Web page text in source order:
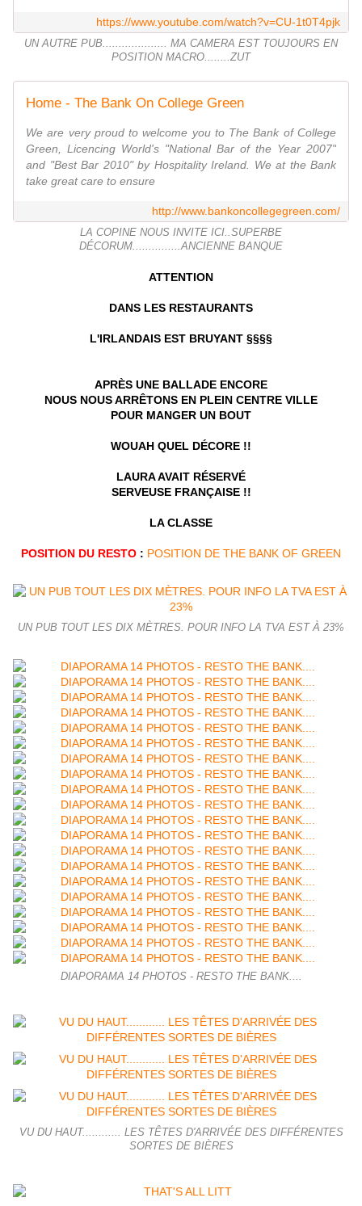
https://www.youtube.com/watch?v=CU-1t0T4pjk
UN AUTRE PUB.................... MA CAMERA EST TOUJOURS EN
POSITION MACRO........ZUT
Home - The Bank On College Green
We are very proud to welcome you to The Bank of College
Green, Licencing World's "National Bar of the Year 2007"
and "Best Bar 2010" by Hospitality Ireland. We at the Bank
take great care to ensure
http://www.bankoncollegegreen.com/
LA COPINE NOUS INVITE ICI..SUPERBE
DÉCORUM...............ANCIENNE BANQUE
ATTENTION
DANS LES RESTAURANTS
L'IRLANDAIS EST BRUYANT §§§§
APRÈS UNE BALLADE ENCORE
NOUS NOUS ARRÊTONS EN PLEIN CENTRE VILLE
POUR MANGER UN BOUT
WOUAH QUEL DÉCORE !!
LAURA AVAIT RÉSERVÉ
SERVEUSE FRANÇAISE !!
LA CLASSE
POSITION DU RESTO : POSITION DE THE BANK OF GREEN
UN PUB TOUT LES DIX MÈTRES. POUR INFO LA TVA EST À 23%
DIAPORAMA 14 PHOTOS - RESTO THE BANK....
VU DU HAUT............ LES TÊTES D'ARRIVÉE DES DIFFÉRENTES
SORTES DE BIÈRES